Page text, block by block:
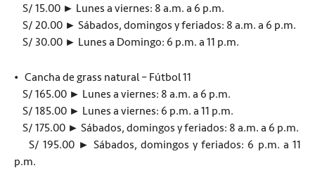
S/ 15.00 ► Lunes a viernes: 8 a.m. a 6 p.m.
S/ 20.00 ► Sábados, domingos y feriados: 8 a.m. a 6 p.m.
S/ 30.00 ► Lunes a Domingo: 6 p.m. a 11 p.m.
• Cancha de grass natural – Fútbol 11
S/ 165.00 ► Lunes a viernes: 8 a.m. a 6 p.m.
S/ 185.00 ► Lunes a viernes: 6 p.m. a 11 p.m.
S/ 175.00 ► Sábados, domingos y feriados: 8 a.m. a 6 p.m.
S/ 195.00 ► Sábados, domingos y feriados: 6 p.m. a 11
p.m.